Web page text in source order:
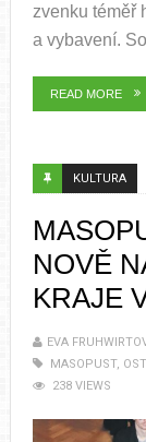
zvenku téměř
a vybavení.
READ MORE
KULTURA
NOVĚ
KRAJE
EVA
MASOPUST,
238 VIEWS